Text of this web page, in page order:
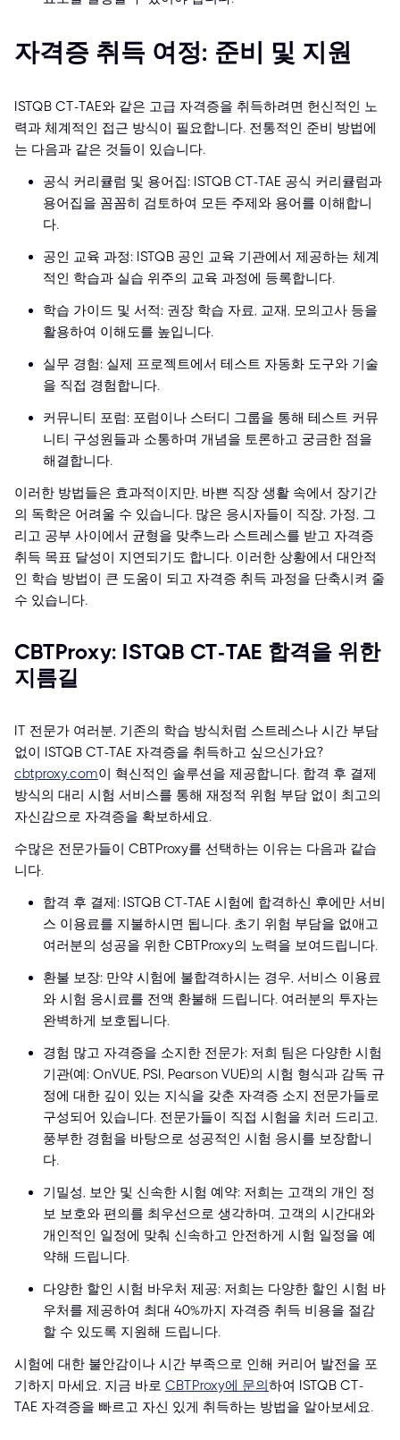
자격증 취득 여정: 준비 및 지원
ISTQB CT-TAE와 같은 고급 자격증을 취득하려면 헌신적인 노
력과 체계적인 접근 방식이 필요합니다. 전통적인 준비 방법에
는 다음과 같은 것들이 있습니다.
공식 커리큘럼 및 용어집: ISTQB CT-TAE 공식 커리큘럼과
용어집을 꼼꼼히 검토하여 모든 주제와 용어를 이해합니
다.
공인 교육 과정: ISTQB 공인 교육 기관에서 제공하는 체계
적인 학습과 실습 위주의 교육 과정에 등록합니다.
학습 가이드 및 서적: 권장 학습 자료, 교재, 모의고사 등을
활용하여 이해도를 높입니다.
실무 경험: 실제 프로젝트에서 테스트 자동화 도구와 기술
을 직접 경험합니다.
커뮤니티 포럼: 포럼이나 스터디 그룹을 통해 테스트 커뮤
니티 구성원들과 소통하며 개념을 토론하고 궁금한 점을
해결합니다.
이러한 방법들은 효과적이지만, 바쁜 직장 생활 속에서 장기간
의 독학은 어려울 수 있습니다. 많은 응시자들이 직장, 가정, 그
리고 공부 사이에서 균형을 맞추느라 스트레스를 받고 자격증
취득 목표 달성이 지연되기도 합니다. 이러한 상황에서 대안적
인 학습 방법이 큰 도움이 되고 자격증 취득 과정을 단축시켜 줄
수 있습니다.
CBTProxy: ISTQB CT-TAE 합격을 위한
지름길
IT 전문가 여러분, 기존의 학습 방식처럼 스트레스나 시간 부담
없이 ISTQB CT-TAE 자격증을 취득하고 싶으신가요?
cbtproxy.com이 혁신적인 솔루션을 제공합니다. 합격 후 결제
방식의 대리 시험 서비스를 통해 재정적 위험 부담 없이 최고의
자신감으로 자격증을 확보하세요.
수많은 전문가들이 CBTProxy를 선택하는 이유는 다음과 같습
니다.
합격 후 결제: ISTQB CT-TAE 시험에 합격하신 후에만 서비
스 이용료를 지불하시면 됩니다. 초기 위험 부담을 없애고
여러분의 성공을 위한 CBTProxy의 노력을 보여드립니다.
환불 보장: 만약 시험에 불합격하시는 경우, 서비스 이용료
와 시험 응시료를 전액 환불해 드립니다. 여러분의 투자는
완벽하게 보호됩니다.
경험 많고 자격증을 소지한 전문가: 저희 팀은 다양한 시험
기관(예: OnVUE, PSI, Pearson VUE)의 시험 형식과 감독 규
정에 대한 깊이 있는 지식을 갖춘 자격증 소지 전문가들로
구성되어 있습니다. 전문가들이 직접 시험을 치러 드리고,
풍부한 경험을 바탕으로 성공적인 시험 응시를 보장합니
다.
기밀성, 보안 및 신속한 시험 예약: 저희는 고객의 개인 정
보 보호와 편의를 최우선으로 생각하며, 고객의 시간대와
개인적인 일정에 맞춰 신속하고 안전하게 시험 일정을 예
약해 드립니다.
다양한 할인 시험 바우처 제공: 저희는 다양한 할인 시험 바
우처를 제공하여 최대 40%까지 자격증 취득 비용을 절감
할 수 있도록 지원해 드립니다.
시험에 대한 불안감이나 시간 부족으로 인해 커리어 발전을 포
기하지 마세요. 지금 바로 CBTProxy에 문의하여 ISTQB CT-
TAE 자격증을 빠르고 자신 있게 취득하는 방법을 알아보세요.